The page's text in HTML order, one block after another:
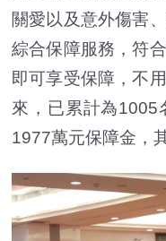
關愛以及意外傷害
綜合保障服務，符
即可享受保障，不
來，已累計為1005
1977萬元保障金，